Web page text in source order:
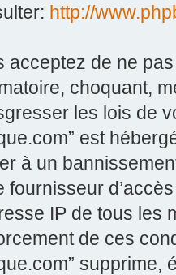
http://
acceptez de ne
choquant,
les lois de
est
à un
fournisseur
IP de tous
de ces
supprime,